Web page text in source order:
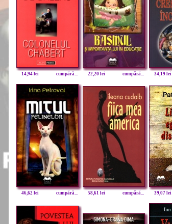
14,94 lei cumpără... 22,20 lei cumpără... 34,19 lei
46,62 lei cumpără... 58,61 lei cumpără... 39,07 lei